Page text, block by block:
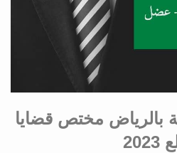
بالرياض مختص قضايا